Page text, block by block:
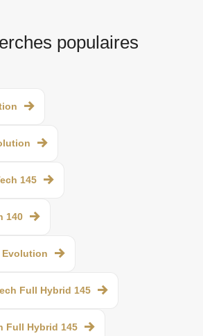
populaires
145
140
Evolution
Full Hybrid 145
Full Hybrid 145